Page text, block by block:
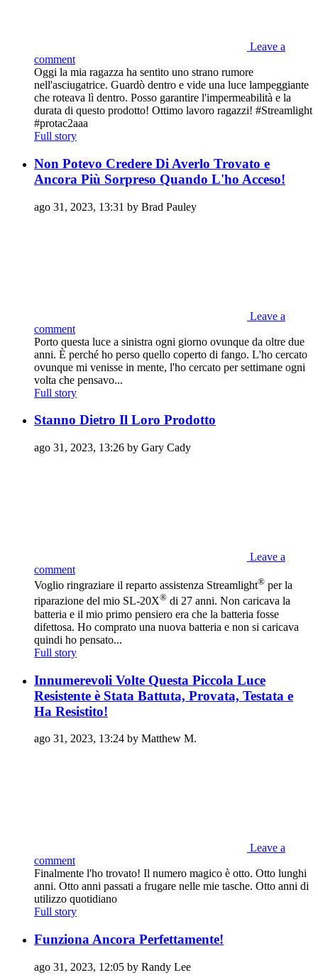
Leave a
comment
Oggi la mia ragazza ha sentito uno strano rumore
nell'asciugatrice. Guardò dentro e vide una luce lampeggiante
che roteava lì dentro. Posso garantire l'impermeabilità e la
durata di questo prodotto! Ottimo lavoro ragazzi! #Streamlight
#protac2aaa
Full story
Non Potevo Credere Di Averlo Trovato e
Ancora Più Sorpreso Quando L'ho Acceso!
ago 31, 2023, 13:31 by Brad Pauley
Leave a
comment
Porto questa luce a sinistra ogni giorno ovunque da oltre due
anni. È perché ho perso quello coperto di fango. L'ho cercato
ovunque mi venisse in mente, l'ho cercato per settimane ogni
volta che pensavo...
Full story
Stanno Dietro Il Loro Prodotto
ago 31, 2023, 13:26 by Gary Cady
Leave a
comment
Voglio ringraziare il reparto assistenza Streamlight® per la
riparazione del mio SL-20X® di 27 anni. Non caricava la
batteria e il mio primo pensiero era che la batteria fosse
difettosa. Ho comprato una nuova batteria e non si caricava
quindi ho pensato...
Full story
Innumerevoli Volte Questa Piccola Luce
Resistente è Stata Battuta, Provata, Testata e
Ha Resistito!
ago 31, 2023, 13:24 by Matthew M.
Leave a
comment
Finalmente l'ho trovato! Il numero magico è otto. Otto lunghi
anni. Otto anni passati a frugare nelle mie tasche. Otto anni di
utilizzo quotidiano
Full story
Funziona Ancora Perfettamente!
ago 31, 2023, 12:05 by Randy Lee